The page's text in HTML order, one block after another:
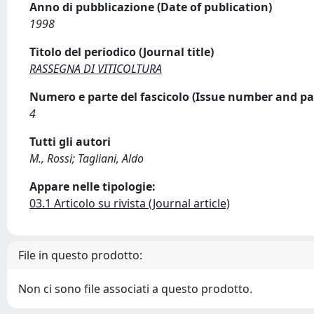
Anno di pubblicazione (Date of publication)
1998
Titolo del periodico (Journal title)
RASSEGNA DI VITICOLTURA
Numero e parte del fascicolo (Issue number and
4
Tutti gli autori
M., Rossi; Tagliani, Aldo
Appare nelle tipologie:
03.1 Articolo su rivista (Journal article)
File in questo prodotto:
Non ci sono file associati a questo prodotto.